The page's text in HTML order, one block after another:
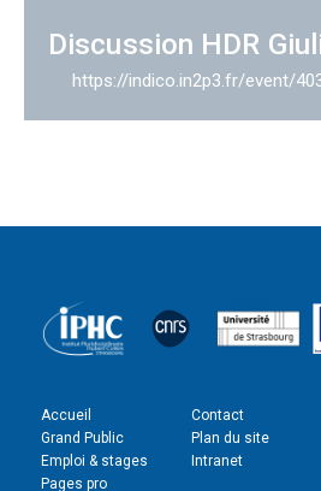
Discussion HDR
https://indico.in2p3.fr/event/
Accueil
Grand Public
Emploi & stages
Pages pro
Contact
Plan du site
Intranet